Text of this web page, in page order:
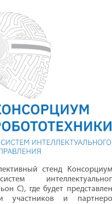
стенд
С), где будет
участников и